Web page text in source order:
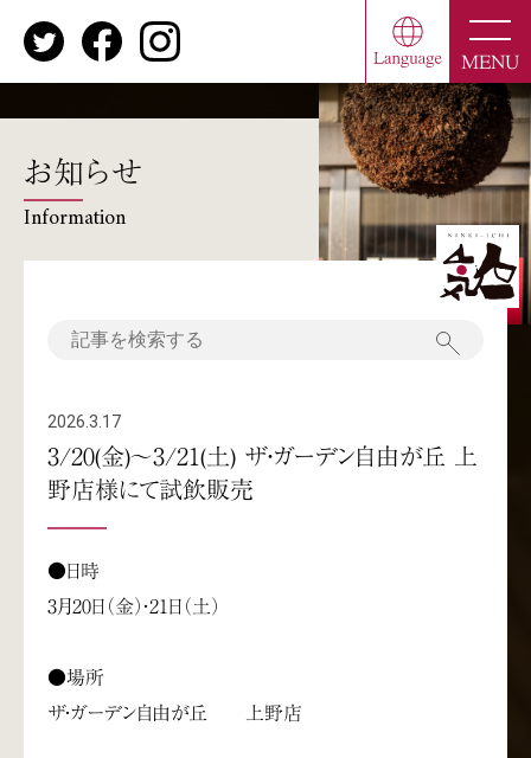
MENU
お知らせ
Information
2026.3.17
3/20(金)～3/21(土) ザ・ガーデン自由が丘 上
野店様にて試飲販売
●日時
3月20日（金）・21日（土）
●場所
ザ・ガーデン自由が丘 上野店